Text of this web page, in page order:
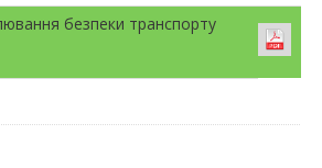
безпеки транспорту